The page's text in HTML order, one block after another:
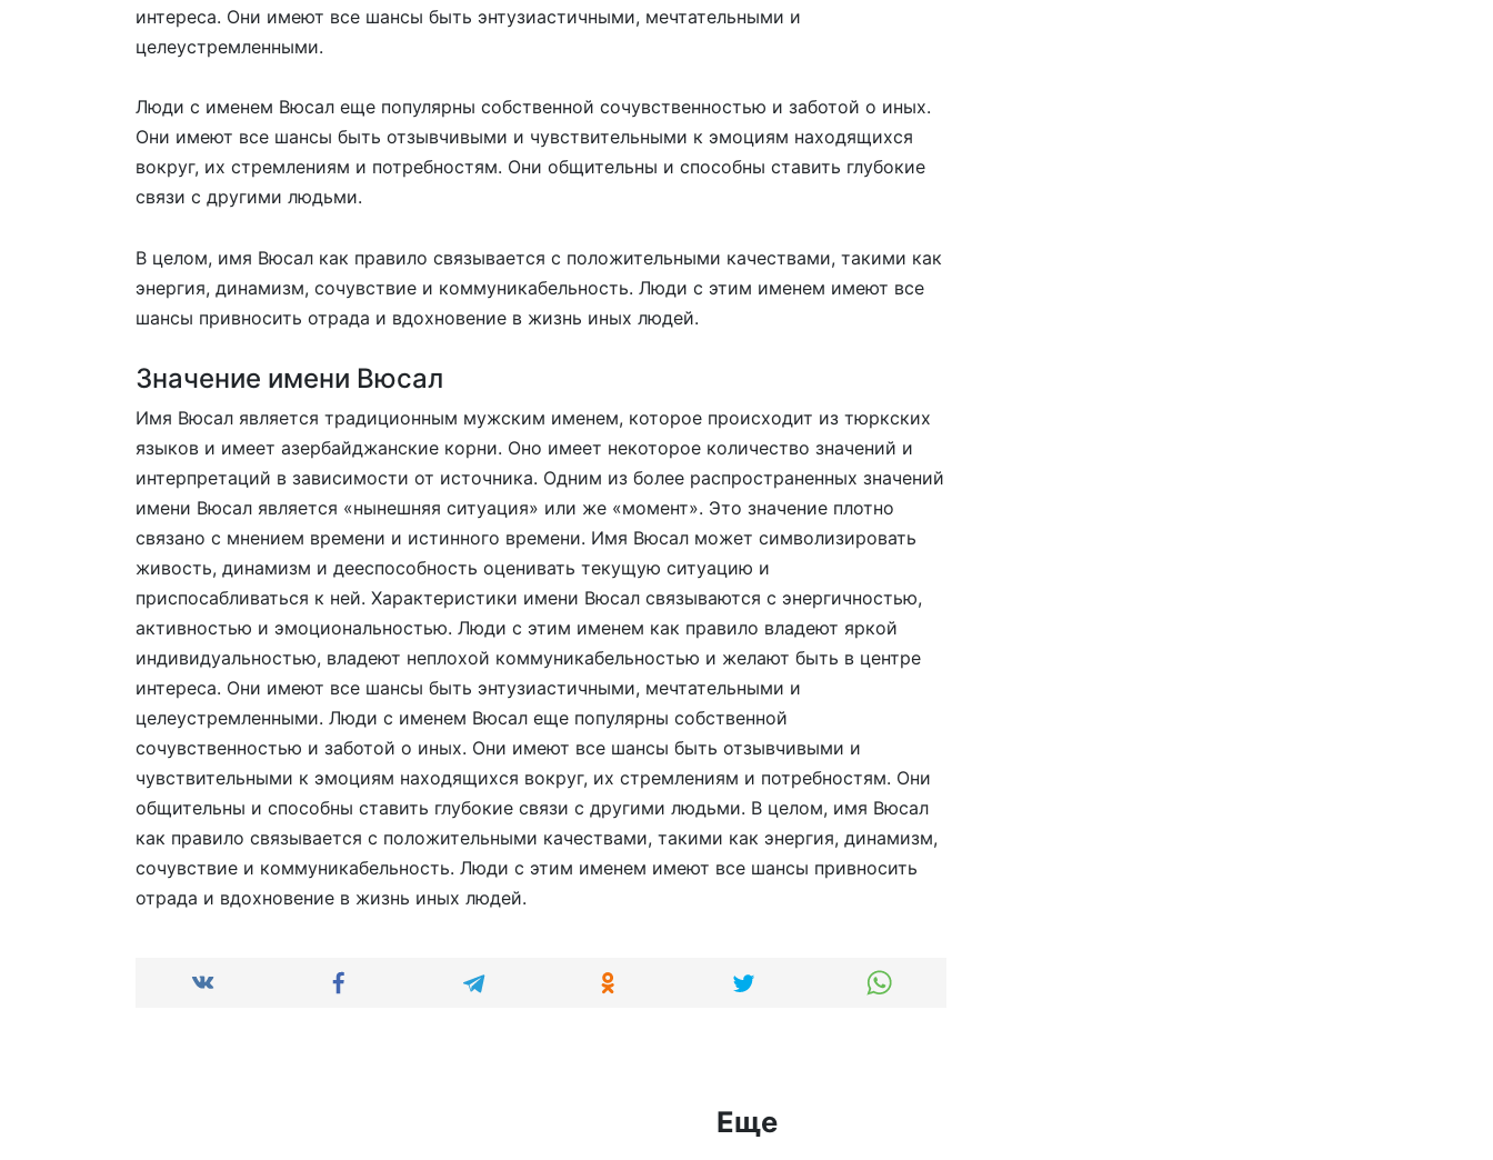
интереса. Они имеют все шансы быть энтузиастичными, мечтательными и
целеустремленными.
Люди с именем Вюсал еще популярны собственной сочувственностью и заботой о иных.
Они имеют все шансы быть отзывчивыми и чувствительными к эмоциям находящихся
вокруг, их стремлениям и потребностям. Они общительны и способны ставить глубокие
связи с другими людьми.
В целом, имя Вюсал как правило связывается с положительными качествами, такими как
энергия, динамизм, сочувствие и коммуникабельность. Люди с этим именем имеют все
шансы привносить отрада и вдохновение в жизнь иных людей.
Значение имени Вюсал
Имя Вюсал является традиционным мужским именем, которое происходит из тюркских
языков и имеет азербайджанские корни. Оно имеет некоторое количество значений и
интерпретаций в зависимости от источника. Одним из более распространенных значений
имени Вюсал является «нынешняя ситуация» или же «момент». Это значение плотно
связано с мнением времени и истинного времени. Имя Вюсал может символизировать
живость, динамизм и дееспособность оценивать текущую ситуацию и
приспосабливаться к ней. Характеристики имени Вюсал связываются с энергичностью,
активностью и эмоциональностью. Люди с этим именем как правило владеют яркой
индивидуальностью, владеют неплохой коммуникабельностью и желают быть в центре
интереса. Они имеют все шансы быть энтузиастичными, мечтательными и
целеустремленными. Люди с именем Вюсал еще популярны собственной
сочувственностью и заботой о иных. Они имеют все шансы быть отзывчивыми и
чувствительными к эмоциям находящихся вокруг, их стремлениям и потребностям. Они
общительны и способны ставить глубокие связи с другими людьми. В целом, имя Вюсал
как правило связывается с положительными качествами, такими как энергия, динамизм,
сочувствие и коммуникабельность. Люди с этим именем имеют все шансы привносить
отрада и вдохновение в жизнь иных людей.
Еще